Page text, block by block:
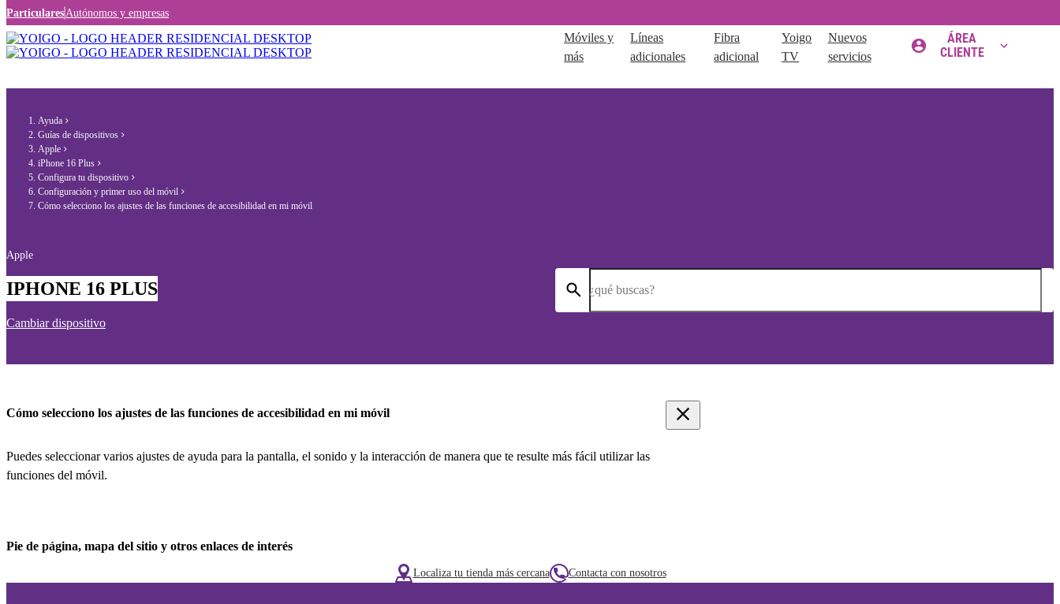
Particulares Autónomos y empresas
Móviles y
más
Líneas
adicionales
Fibra
adicional
Yoigo
TV
Nuevos
servicios
ÁREA
CLIENTE
Ayuda
Guías de dispositivos
Apple
iPhone 16 Plus
Configura tu dispositivo
Configuración y primer uso del móvil
Cómo selecciono los ajustes de las funciones de accesibilidad en mi móvil
Apple
IPHONE 16 PLUS
Cambiar dispositivo
¿qué buscas?
Cómo selecciono los ajustes de las funciones de accesibilidad en mi móvil
Puedes seleccionar varios ajustes de ayuda para la pantalla, el sonido y la interacción de manera que te resulte más fácil utilizar las
funciones del móvil.
Pie de página, mapa del sitio y otros enlaces de interés
Localiza tu tienda más cercana Contacta con nosotros